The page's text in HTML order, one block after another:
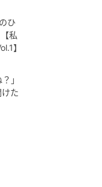
ひ
私
】
」
た